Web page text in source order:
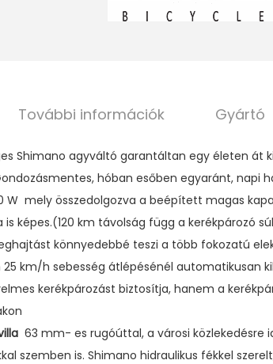
További információk Gyártó
Shimano agyváltó garantáltan egy életen át
hóban esőben egyaránt, napi
W mely összedolgozva a beépített magas
képes.(120 km távolság függ a kerékpározó
könnyedebbé teszi a több fokozatú
km/h sebesség átlépésénél automatikusan
kerékpározást biztosítja, hanem a
63 mm- es rugóúttal, a városi közlekedésre
szemben is. Shimano hidraulikus fékkel